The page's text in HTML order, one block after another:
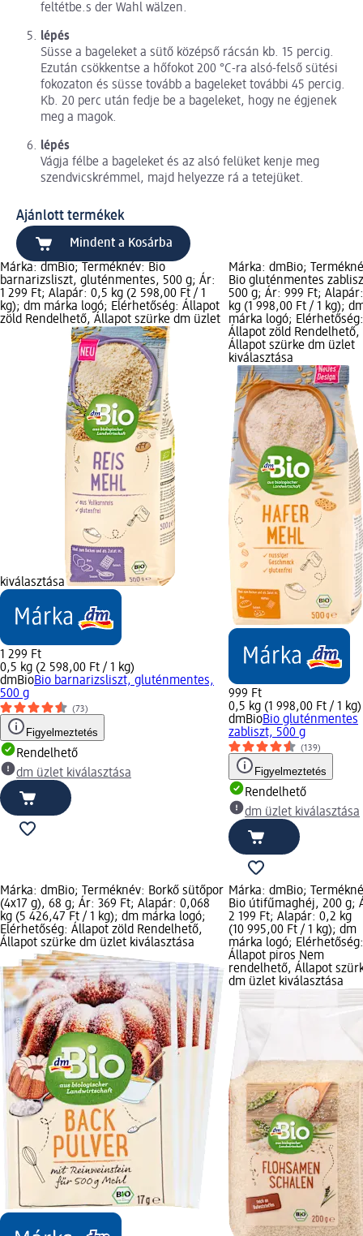
feltétbe.s der Wahl wälzen.
lépés
Süsse a bageleket a sütő középső rácsán kb. 15 percig.
Ezután csökkentse a hőfokot 200 °C-ra alsó-felső sütési
fokozaton és süsse tovább a bageleket további 45 percig.
Kb. 20 perc után fedje be a bageleket, hogy ne égjenek
meg a magok.
lépés
Vágja félbe a bageleket és az alsó felüket kenje meg
szendvicskrémmel, majd helyezze rá a tetejüket.
Ajánlott termékek
Mindent a Kosárba
Márka: dmBio; Terméknév: Bio
barnarizsliszt, gluténmentes, 500 g; Ár:
1 299 Ft; Alapár: 0,5 kg (2 598,00 Ft / 1
kg); dm márka logó; Elérhetőség: Állapot
zöld Rendelhető, Állapot szürke dm üzlet
kiválasztása
1 299 Ft
0,5 kg (2 598,00 Ft / 1 kg)
dmBioBio barnarizsliszt, gluténmentes,
500 g
(73)
Figyelmeztetés
Rendelhető
dm üzlet kiválasztása
Márka: dmBio;
Bio gluténmentes
500 g; Ár: 999 Ft;
kg (1 998,00 Ft / 1 kg);
márka logó; Elérhetőség:
Állapot zöld Rendelhető,
Állapot szürke dm üzlet
kiválasztása
999 Ft
0,5 kg (1 998,00 Ft / 1 kg)
dmBioBio gluténmentes
zabliszt, 500 g
(139)
Figyelmeztetés
Rendelhető
dm üzlet kiválasztása
Márka: dmBio; Terméknév: Borkő sütőpor
(4x17 g), 68 g; Ár: 369 Ft; Alapár: 0,068
kg (5 426,47 Ft / 1 kg); dm márka logó;
Elérhetőség: Állapot zöld Rendelhető,
Állapot szürke dm üzlet kiválasztása
Márka: dmBio;
Bio útifűmaghéj, 200 g;
2 199 Ft; Alapár: 0,2 kg
(10 995,00 Ft / 1 kg); dm
márka logó; Elérhetőség:
Állapot piros Nem
rendelhető, Állapot
dm üzlet kiválasztása